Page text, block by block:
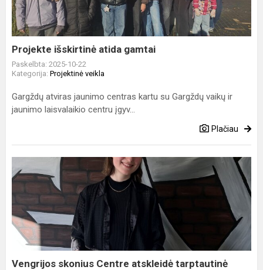
Projekte išskirtinė atida gamtai
Paskelbta: 2025-10-22
Kategorija: Projektinė veikla
Gargždų atviras jaunimo centras kartu su Gargždų vaikų ir
jaunimo laisvalaikio centru įgyv...
Plačiau
skonius
Centre
atskleidė
tarptautinė
savanorė
Vengrijos skonius Centre atskleidė tarptautinė